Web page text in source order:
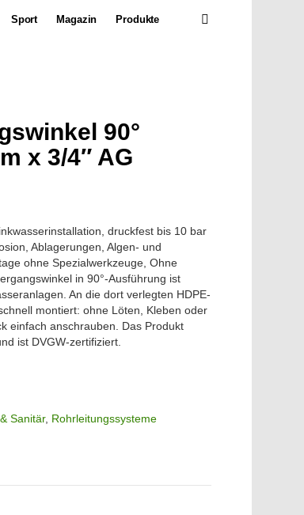
Sport Magazin Produkte
90°
x 3/4″ AG
druckfest bis 10 bar
Ablagerungen, Algen- und
ohne Spezialwerkzeuge, Ohne
in 90°-Ausführung ist
An die dort verlegten HDPE-
montiert: ohne Löten, Kleben oder
einfach anschrauben. Das Produkt
ist DVGW-zertifiziert.
Sanitär, Rohrleitungssysteme